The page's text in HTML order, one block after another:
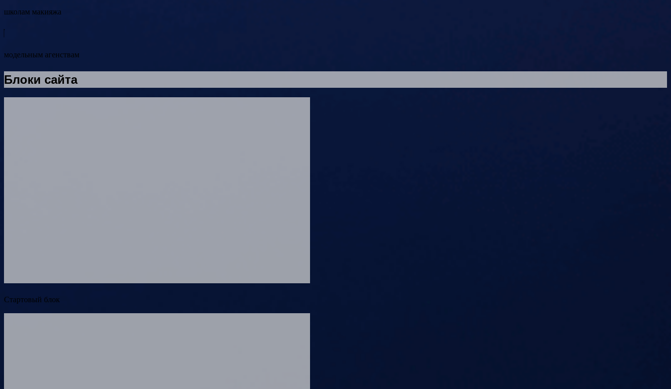
школам макияжа
модельным агенствам
Блоки сайта
Стартовый блок